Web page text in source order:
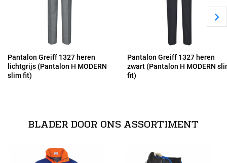
52
Pantalon Greiff 1327 heren
lichtgrijs (Pantalon H MODERN
slim fit)
Pantalon Greiff 1327 heren
zwart (Pantalon H MODERN
fit)
BLADER DOOR ONS ASSORTIMENT